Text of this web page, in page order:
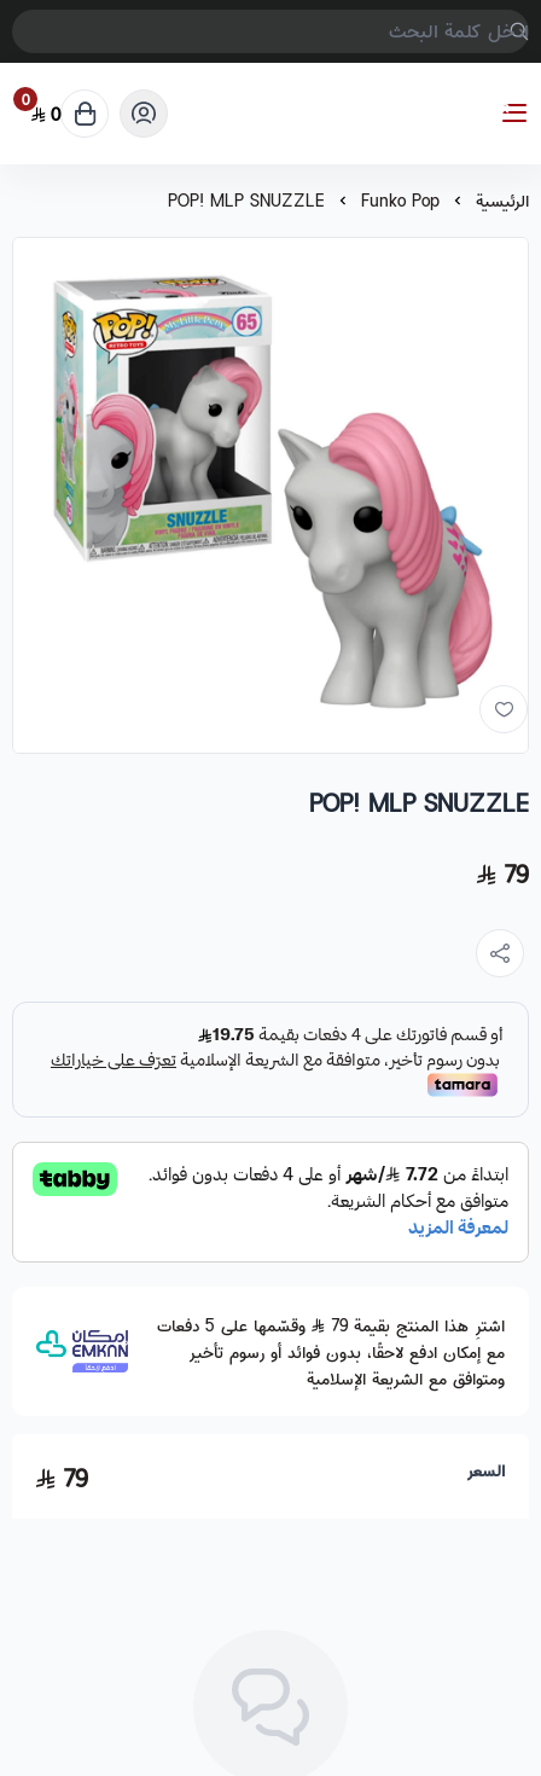
COMPTER GAMES
0 0
الرئيسية Funko Pop
POP! MLP SNUZZLE
POP! MLP SNUZZLE
79
اشترِ هذا المنتج بقيمة 79
وقسّمها على 5 دفعات
مع إمكان ادفع لاحقًا، بدون فوائد أو رسوم تأخير
ومتوافق مع الشريعة الإسلامية
السعر 79